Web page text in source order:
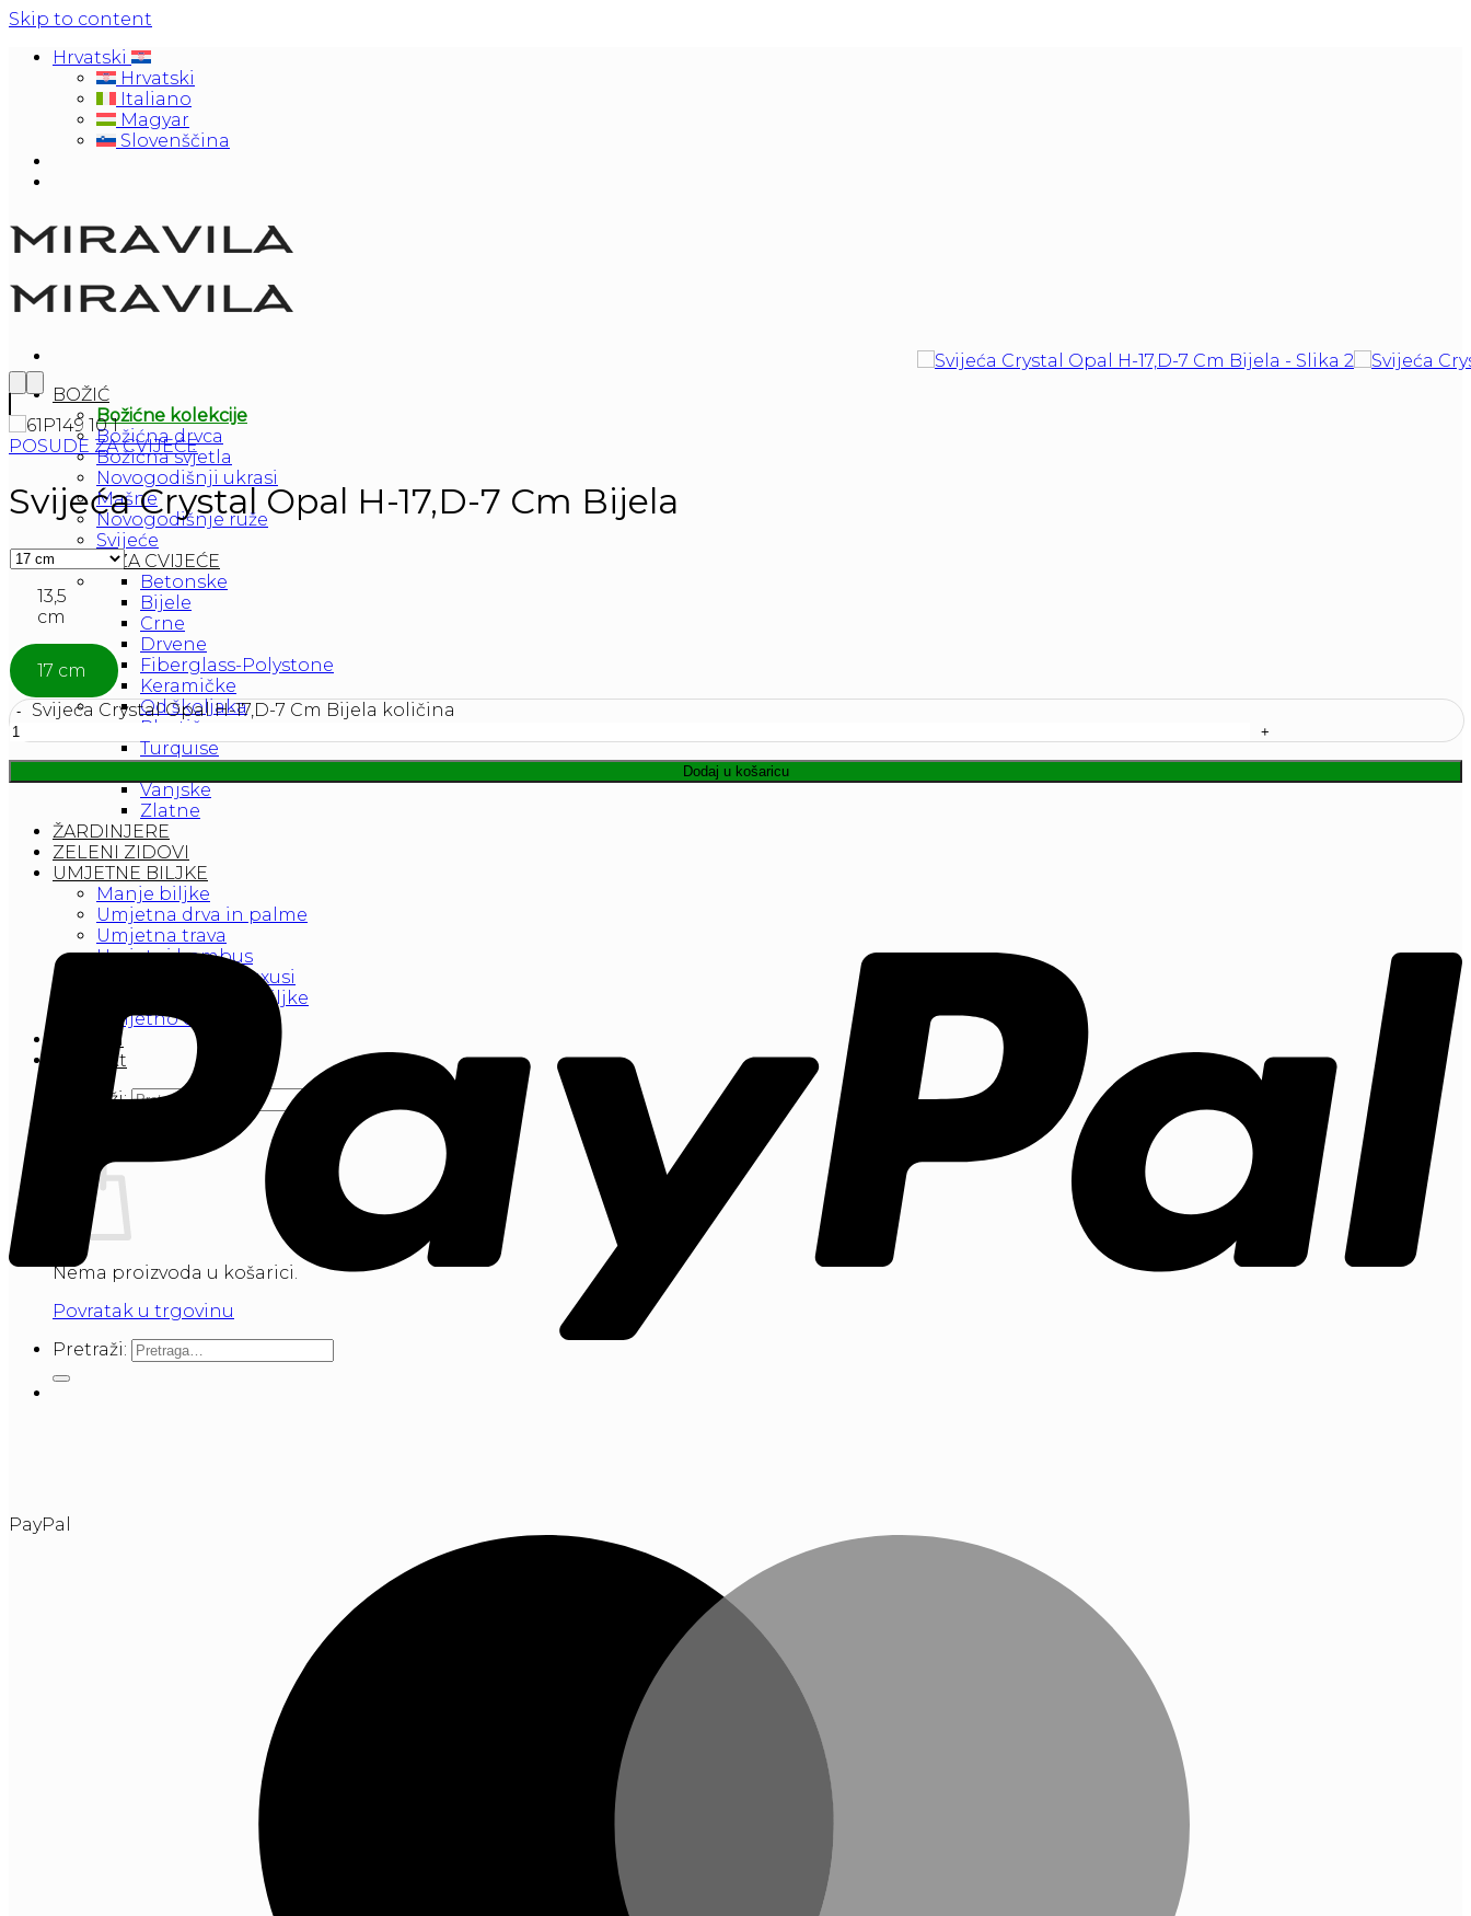
Skip to content
Hrvatski
Hrvatski
Italiano
Magyar
Slovenščina
BOŽIĆ
Božićne kolekcije
Božićna drvca
Božićna svjetla
Novogodišnji ukrasi
Mašne
Novogodišnje ruže
Svijeće
TEGLE ZA CVIJEĆE
Betonske
Bijele
Crne
Drvene
Fiberglass-Polystone
Keramičke
Od školjaka
Plastične
Turquise
Unutarnje
Vanjske
Zlatne
ŽARDINJERE
ZELENI ZIDOVI
UMJETNE BILJKE
Manje biljke
Umjetna drva in palme
Umjetna trava
Umjetni bambus
Umjetni šimšir buxusi
Vanjske Umjetne biljke
Umjetno cvijeće
Galerija
Kontakt
Pretraži:
Nema proizvoda u košarici.
Povratak u trgovinu
Pretraži:
POSUDE ZA CVIJEĆE
Svijeća Crystal Opal H-17,D-7 Cm Bijela
13,5
cm
17 cm
Svijeća Crystal Opal H-17,D-7 Cm Bijela količina
Dodaj u košaricu
PayPal